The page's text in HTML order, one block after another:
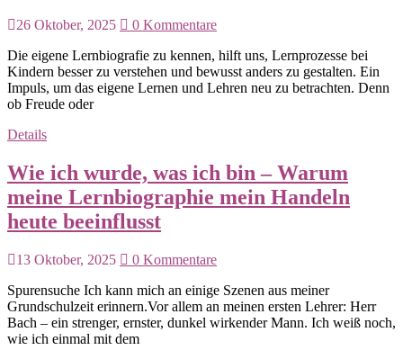
26 Oktober, 2025
0 Kommentare
Die eigene Lernbiografie zu kennen, hilft uns, Lernprozesse bei
Kindern besser zu verstehen und bewusst anders zu gestalten. Ein
Impuls, um das eigene Lernen und Lehren neu zu betrachten. Denn
ob Freude oder
Details
Wie ich wurde, was ich bin – Warum
meine Lernbiographie mein Handeln
heute beeinflusst
13 Oktober, 2025
0 Kommentare
Spurensuche Ich kann mich an einige Szenen aus meiner
Grundschulzeit erinnern.Vor allem an meinen ersten Lehrer: Herr
Bach – ein strenger, ernster, dunkel wirkender Mann. Ich weiß noch,
wie ich einmal mit dem